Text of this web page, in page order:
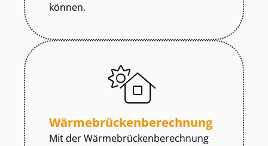
können.
Wär­me­brü­cken­be­rech­nung
Mit der Wär­me­brü­cken­be­rech­nung